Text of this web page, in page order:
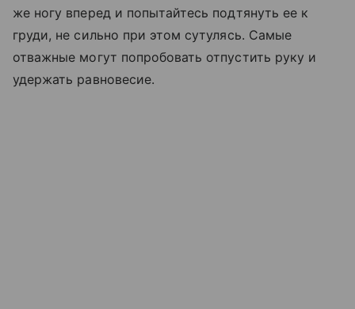
же ногу вперед и попытайтесь подтянуть ее к
груди, не сильно при этом сутулясь. Самые
отважные могут попробовать отпустить руку и
удержать равновесие.